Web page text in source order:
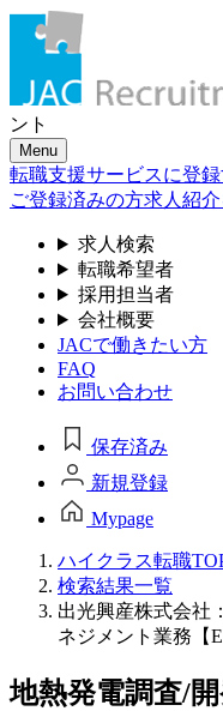
ント
Menu
転職支援サービスに登録
ご登録済みの方求人紹
求人検索
転職希望者
採用担当者
会社概要
JACで働きたい方
FAQ
お問い合わせ
保存済み
新規登録
Mypage
ハイクラス転職
検索結果一覧
出光興産株式会社
ネジメント業務【
地熱発電調査/